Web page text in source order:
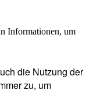
Informationen, um
die Nutzung der
zu, um